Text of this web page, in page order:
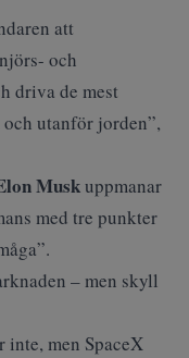
att
och
driva de mest
utanför jorden”,
Muskuppmanar
med tre punkter
– men skyll
men SpaceX